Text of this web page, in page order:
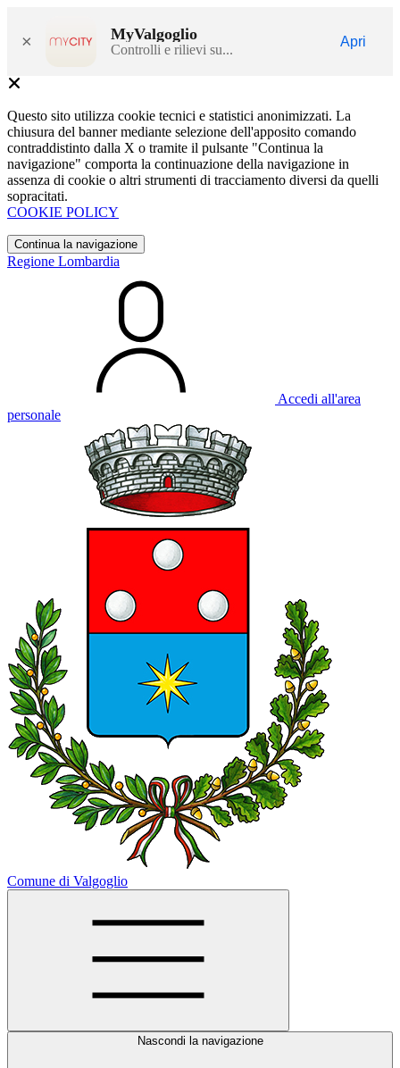
× MyValgoglio
Controlli e rilievi su...
Apri
Questo sito utilizza cookie tecnici e statistici anonimizzati. La
chiusura del banner mediante selezione dell'apposito comando
contraddistinto dalla X o tramite il pulsante "Continua la
navigazione" comporta la continuazione della navigazione in
assenza di cookie o altri strumenti di tracciamento diversi da quelli
sopracitati.
COOKIE POLICY
Continua la navigazione
Regione Lombardia
Accedi all'area
personale
Comune di Valgoglio
Nascondi la navigazione